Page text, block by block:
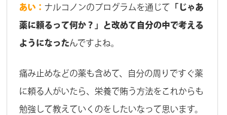
あい： ナルコノンのプログラムを通じて 「じゃあ
薬に頼るって何か？」と改めて自分の中で考える
ようになったんですよね。
痛み止めなどの薬も含めて、自分の周りですぐ薬
に頼る人がいたら、栄養で賄う方法をこれからも
勉強して教えていくのをしたいなって思います。